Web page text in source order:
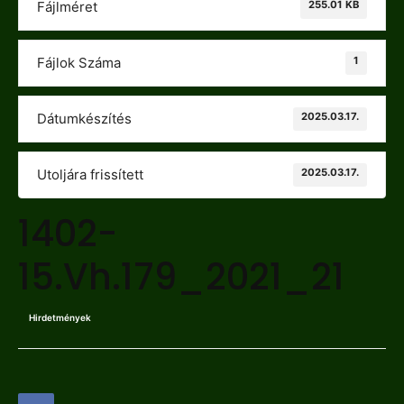
Fájlméret 255.01 KB
Fájlok Száma 1
Dátumkészítés 2025.03.17.
Utoljára frissített 2025.03.17.
1402-
15.Vh.179_2021_21
Hirdetmények